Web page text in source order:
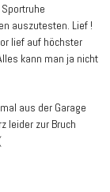
auszutesten. Lief !
lief auf höchster
kann man ja nicht
aus der Garage
leider zur Bruch